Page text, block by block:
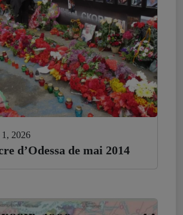
2026
d’Odessa de mai 2014